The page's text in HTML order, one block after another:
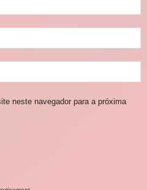
neste navegador para a próxima